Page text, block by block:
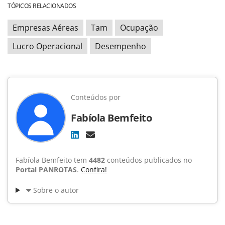
TÓPICOS RELACIONADOS
Empresas Aéreas Tam
Ocupação
Lucro Operacional
Desempenho
Conteúdos por
Fabíola Bemfeito
Fabíola Bemfeito tem 4482 conteúdos publicados no
Portal PANROTAS. Confira!
Sobre o autor